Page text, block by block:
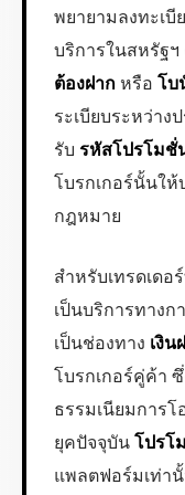
พยายามลงทะเ
บริการในสหรัฐ
ต้องฝากหรือ โบ
ระเบียบระหว่า
รับ รหัสโปรโมชั่
โบรกเกอร์นั้นใ
กฎหมาย
สำหรับเทรดเด
เป็นบริการทางก
เป็นช่องทาง เงิ
โบรกเกอร์คู่ค้า
ธรรมเนียมการ
ยุคปัจจุบันโปรโ
แพลตฟอร์มเท่า